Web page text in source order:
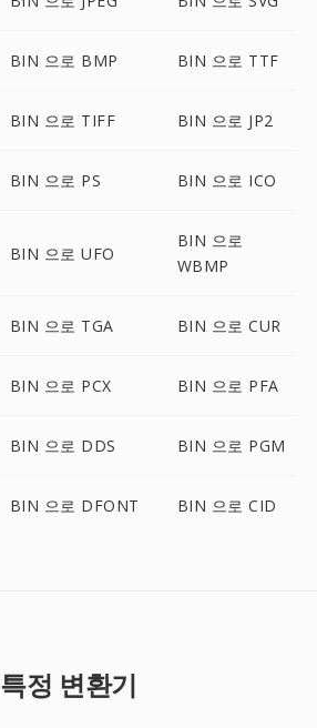
BIN 으로 BMP BIN 으로 TTF
BIN 으로 TIFF BIN 으로 JP2
BIN 으로 PS BIN 으로 ICO
BIN 으로 UFO
BIN 으로
WBMP
BIN 으로 TGA BIN 으로 CUR
BIN 으로 PCX BIN 으로 PFA
BIN 으로 DDS BIN 으로 PGM
BIN 으로 DFONT BIN 으로 CID
특정 변환기